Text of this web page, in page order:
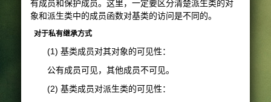
有成员和保护成员。这里，一定要区分清楚派生类的对
象和派生类中的成员函数对基类的访问是不同的。
对于私有继承方式
(1) 基类成员对其对象的可见性：
公有成员可见，其他成员不可见。
(2) 基类成员对派生类的可见性：